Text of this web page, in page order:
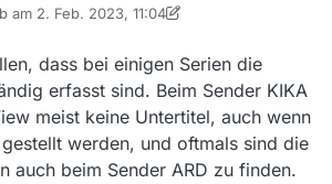
am 2. Feb. 2023, 11:04
editiert von JustForKids2. Feb. 2023, 13:03
dass bei einigen Serien die
erfasst sind. Beim Sender KIKA
meist keine Untertitel, auch wenn
werden, und oftmals sind die
auch beim Sender ARD zu finden.